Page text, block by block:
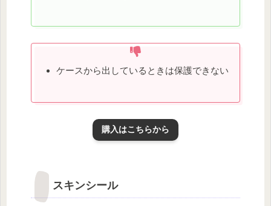
ケースから出しているときは保護できない
購入はこちらから
スキンシール